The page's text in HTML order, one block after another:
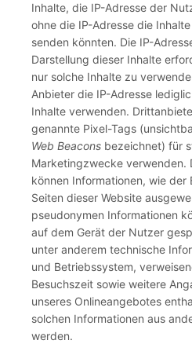
Inhalte, die IP-Adresse der
ohne die IP-Adresse die
senden könnten. Die IP-
Darstellung dieser Inhalte
nur solche Inhalte zu
Anbieter die IP-Adresse
Inhalte verwenden.
genannte Pixel-Tags
Web Beacons bezeichnet) für
Marketingzwecke verwenden.
können Informationen, wie der
Seiten dieser Website
pseudonymen Informationen
auf dem Gerät der Nutzer
unter anderem technische
und Betriebssystem,
Besuchszeit sowie weitere
unseres Onlineangebotes
solchen Informationen aus
werden.